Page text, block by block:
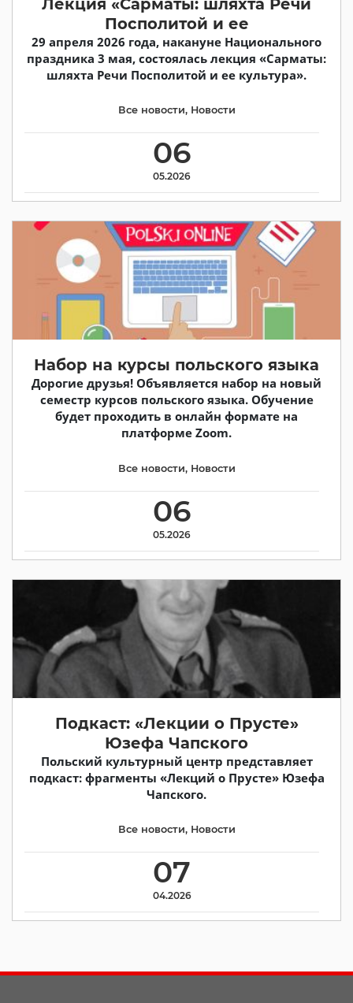
Лекция «Сарматы: шляхта Речи
Посполитой и ее
29 апреля 2026 года, накануне Национального
праздника 3 мая, состоялась лекция «Сарматы:
шляхта Речи Посполитой и ее культура».
06
05.2026
Все новости, Новости
Набор на курсы польского языка
Дорогие друзья! Объявляется набор на новый
семестр курсов польского языка. Обучение
будет проходить в онлайн формате на
платформе Zoom.
06
05.2026
Все новости, Новости
Подкаст: «Лекции о Прусте»
Юзефа Чапского
Польский культурный центр представляет
подкаст: фрагменты «Лекций о Прусте» Юзефа
Чапского.
07
04.2026
Все новости, Новости